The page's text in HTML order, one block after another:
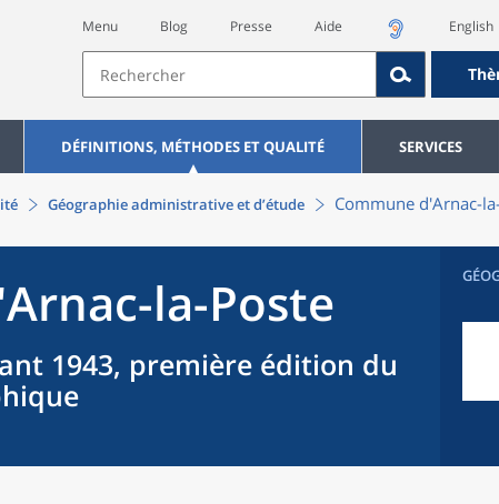
Menu Blog Presse Aide English
DÉFINITIONS, MÉTHODES ET QUALITÉ SERVICES
Géographie administrative et d’étude Commune d'Arnac-
Arnac-la-Poste
1943, première édition du